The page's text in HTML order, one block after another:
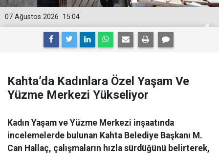
15:04
07 Ağustos 2026
Kahta’da Kadınlara Özel Yaşam Ve
Yüzme Merkezi Yükseliyor
Kadın Yaşam ve Yüzme Merkezi inşaatında
incelemelerde bulunan Kahta Belediye Başkanı M.
Can Hallaç, çalışmaların hızla sürdüğünü belirterek,